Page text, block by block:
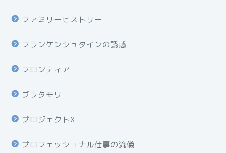
ファミリーヒストリー
フランケンシュタインの誘惑
フロンティア
ブラタモリ
プロジェクトX
プロフェッショナル仕事の流儀